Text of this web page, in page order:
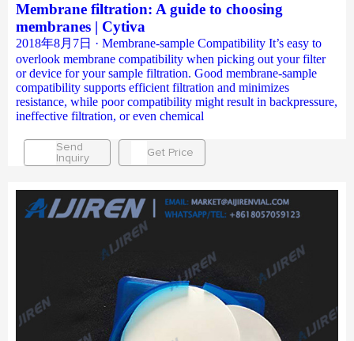
Membrane filtration: A guide to choosing
membranes | Cytiva
2018年8月7日 · Membrane-sample Compatibility It’s easy to
overlook membrane compatibility when picking out your filter
or device for your sample filtration. Good membrane-sample
compatibility supports efficient filtration and minimizes
resistance, while poor compatibility might result in backpressure,
ineffective filtration, or even chemical
Send
Inquiry
Get Price